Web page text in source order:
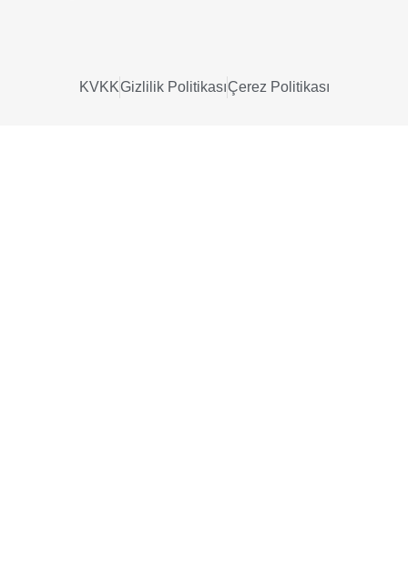
KVKKGizlilik PolitikasıÇerez Politikası